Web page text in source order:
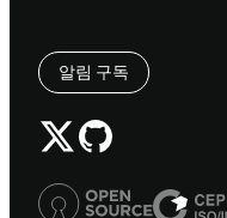
알림 구독